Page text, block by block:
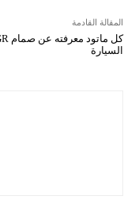
المقالة القادمة
السيارة